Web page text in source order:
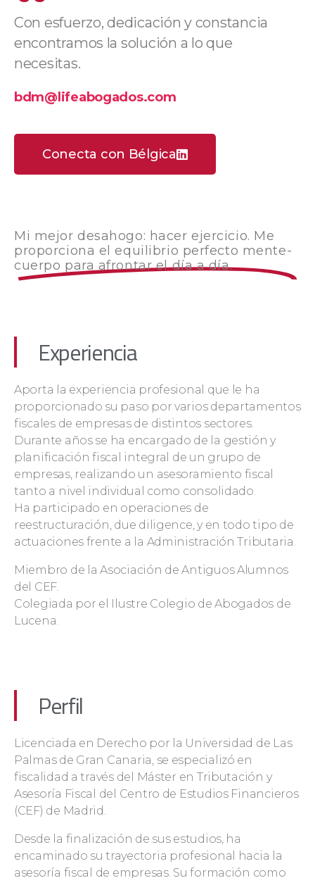
Con esfuerzo, dedicación y constancia
encontramos la solución a lo que
necesitas.
bdm@lifeabogados.com
Conecta con Bélgica
Mi mejor desahogo: hacer ejercicio. Me
proporciona el equilibrio perfecto mente-
cuerpo para afrontar el día a día.
Experiencia
Aporta la experiencia profesional que le ha
proporcionado su paso por varios departamentos
fiscales de empresas de distintos sectores.
Durante años se ha encargado de la gestión y
planificación fiscal integral de un grupo de
empresas, realizando un asesoramiento fiscal
tanto a nivel individual como consolidado.
Ha participado en operaciones de
reestructuración, due diligence, y en todo tipo de
actuaciones frente a la Administración Tributaria.
Miembro de la Asociación de Antiguos Alumnos
del CEF.
Colegiada por el Ilustre Colegio de Abogados de
Lucena.
Perfil
Licenciada en Derecho por la Universidad de Las
Palmas de Gran Canaria, se especializó en
fiscalidad a través del Máster en Tributación y
Asesoría Fiscal del Centro de Estudios Financieros
(CEF) de Madrid.
Desde la finalización de sus estudios, ha
encaminado su trayectoria profesional hacia la
asesoría fiscal de empresas. Su formación como